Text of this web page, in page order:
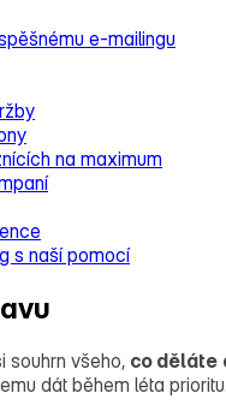
e-mailingu
na maximum
s naší pomocí
souhrn všeho, co děláte
dát během léta